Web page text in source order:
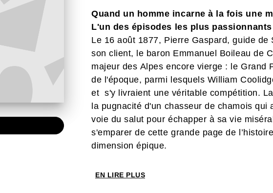
Quand un homme incarne à la fois une
L'un des épisodes les plus
Le 16 août 1877, Pierre Gaspard, guide
son client, le baron Emmanuel Boileau de
majeur des Alpes encore vierge : le Grand
de l'époque, parmi lesquels William
et s'y livraient une véritable compétition.
la pugnacité d'un chasseur de chamois
voie du salut pour échapper à sa vie
s'emparer de cette grande page de
dimension épique.
EN LIRE PLUS